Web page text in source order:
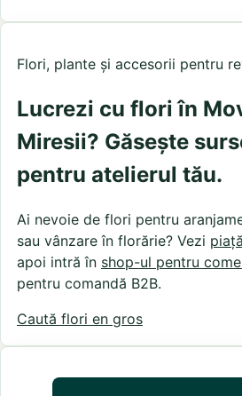
Flori, plante și accesorii pentru
Lucrezi cu flori în
Miresii? Găsește
pentru atelierul tău.
Ai nevoie de flori pentru
sau vânzare în florărie? Vezi
apoi intră în shop-ul pentru
pentru comandă B2B.
Caută flori en gros